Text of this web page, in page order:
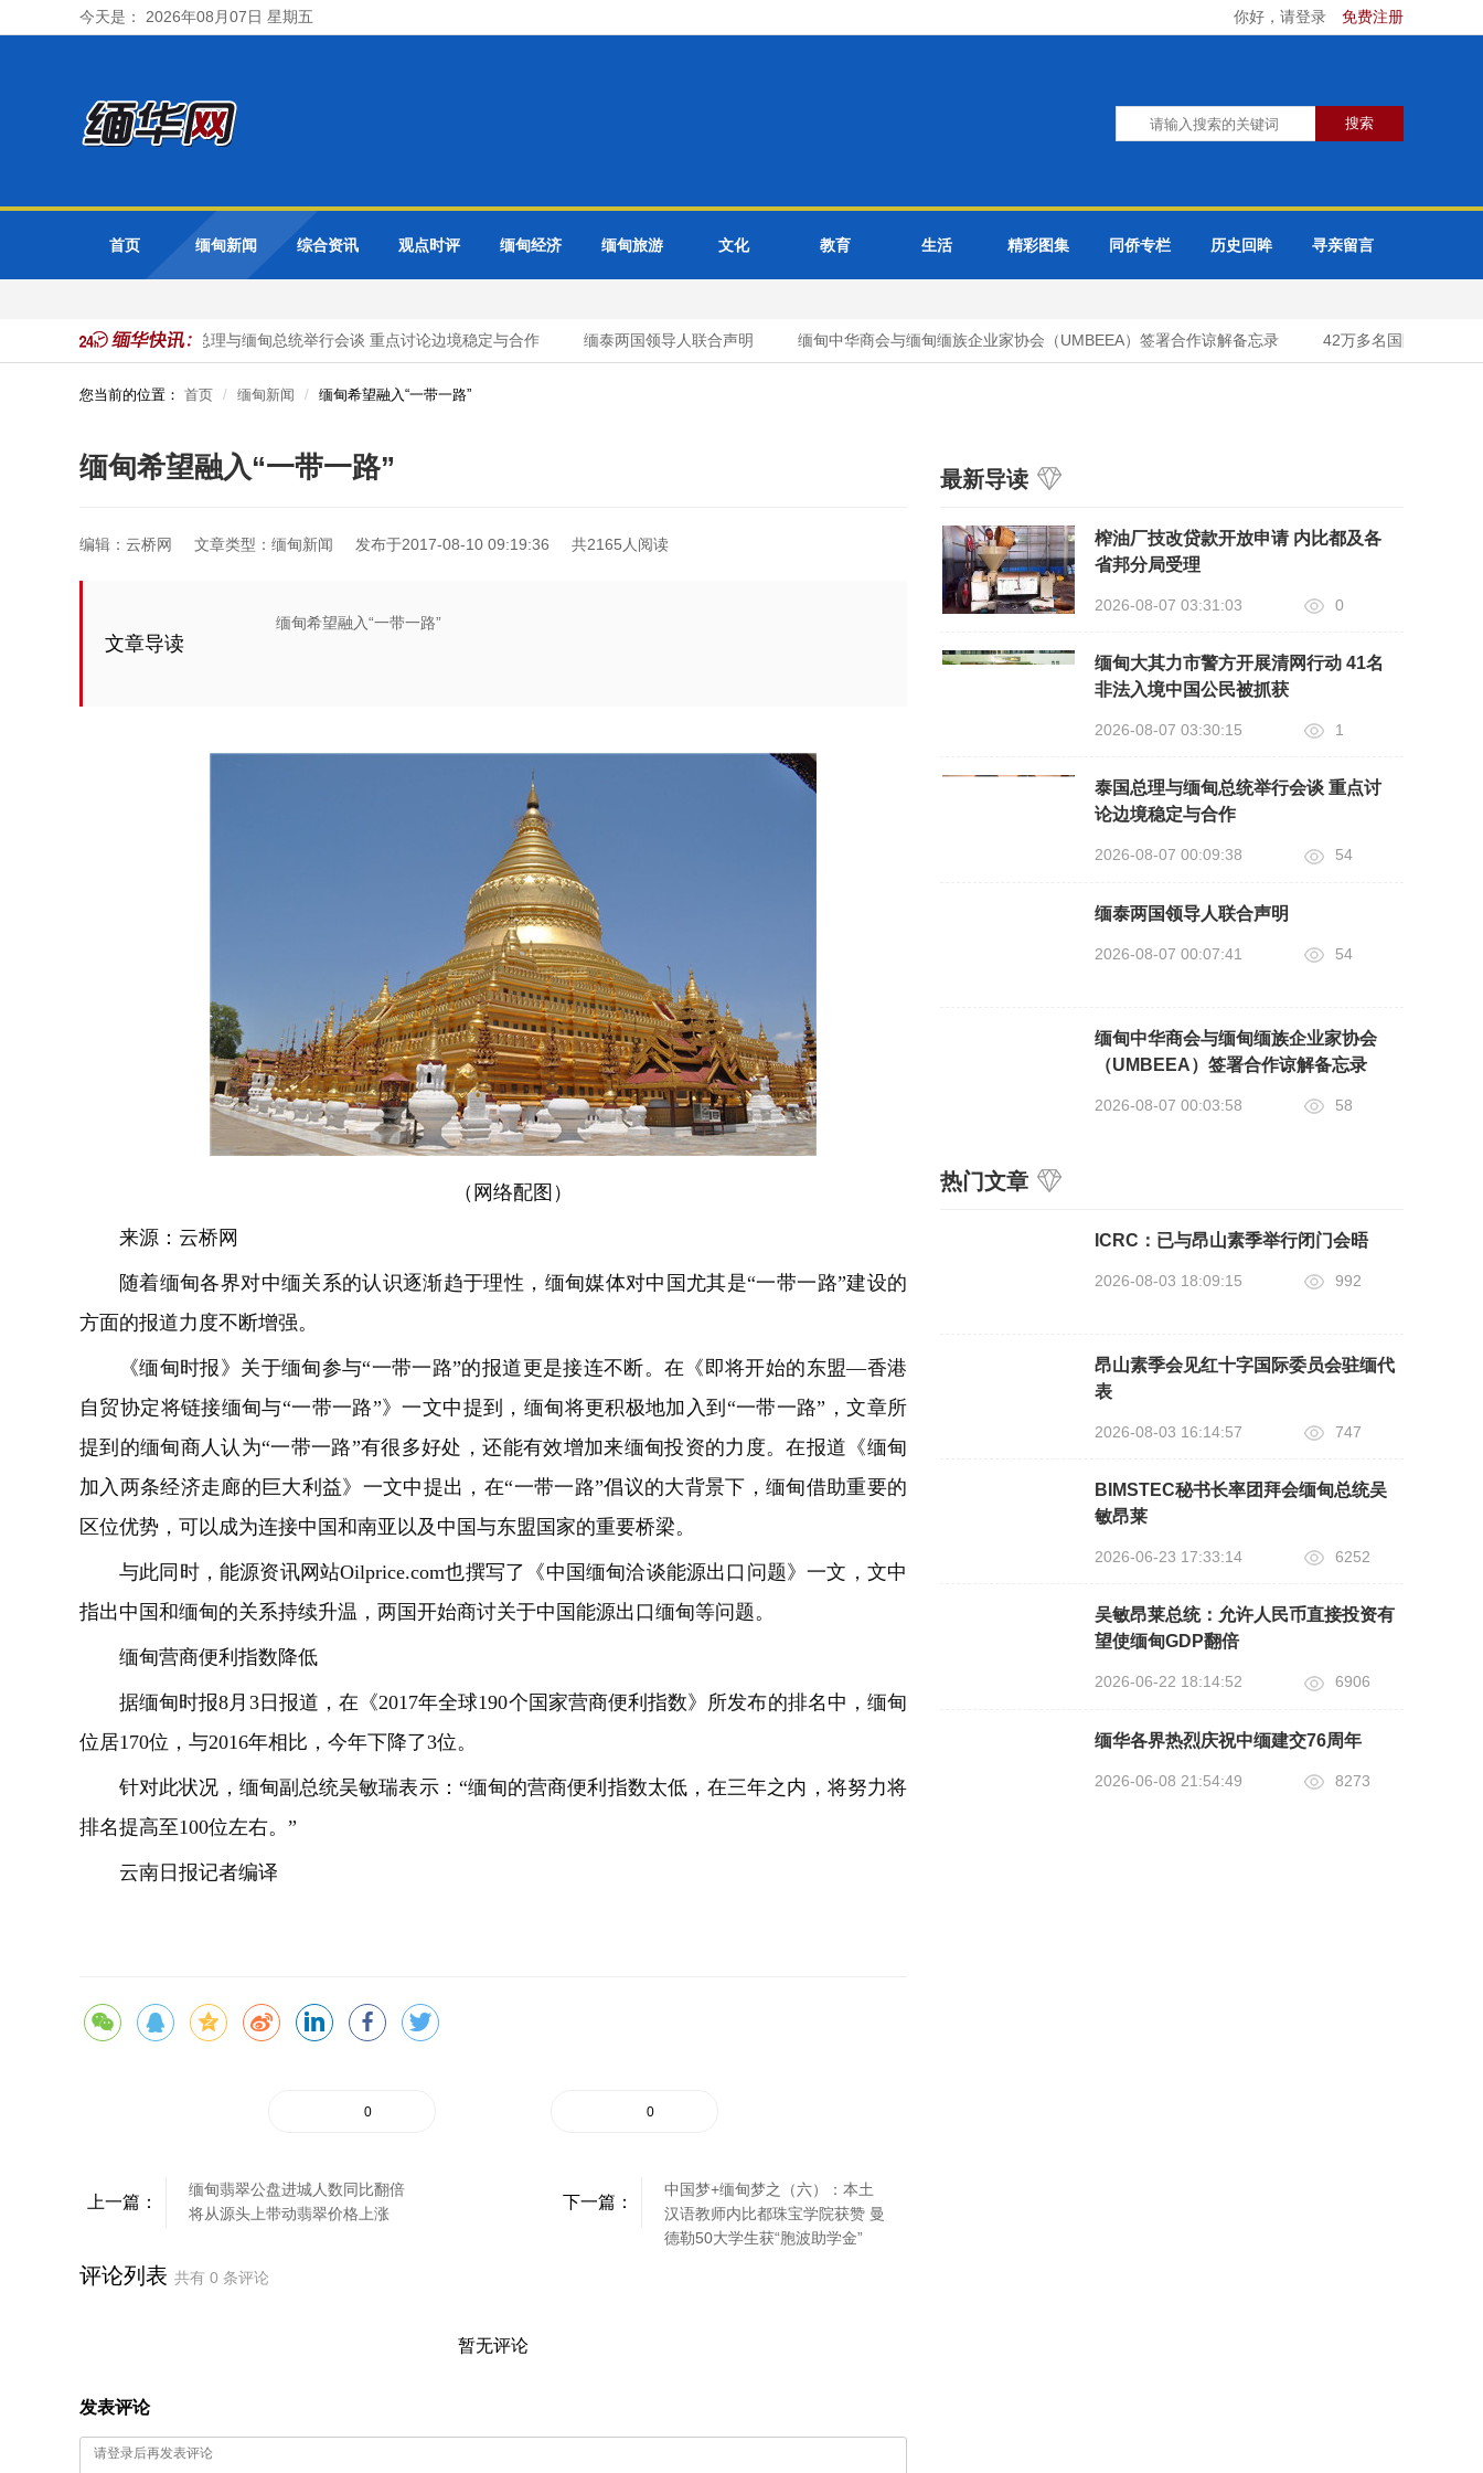
今天是： 2026年08月07日 星期五 你好，请登录 免费注册
首页 缅甸新闻 综合资讯 观点时评 缅甸经济 缅甸旅游 文化 教育 生活 精彩图集 同侨专栏 历史回眸 寻亲留言
国公民被抓获 泰国总理与缅甸总统举行会谈 重点讨论边境稳定与合作 缅泰两国领导人联合声明 缅甸中华商会与缅甸缅族企业家协会（UMBEEA）签署合作谅解备忘录 42万多名国际游客今年
您当前的位置： 首页 缅甸新闻 缅甸希望融入“一带一路”
缅甸希望融入“一带一路”
编辑：云桥网 文章类型：缅甸新闻 发布于2017-08-10 09:19:36 共2165人阅读
文章导读
缅甸希望融入“一带一路”
（网络配图 ）
来源： 云桥网
随着缅甸各界对中缅关系的认识逐渐趋于理性，缅甸媒体对中国尤其是“一带一路”建设的
方面的报道力度不断增强。
《缅甸时报》关于缅甸参与“一带一路”的报道更是接连不断。在《即将开始的东盟—香港
自贸协定将链接缅甸与“一带一路”》一文中提到，缅甸将更积极地加入到“一带一路”，文章所
提到的缅甸商人认为“一带一路”有很多好处，还能有效增加来缅甸投资的力度。在报道《缅甸
加入两条经济走廊的巨大利益》一文中提出，在“一带一路”倡议的大背景下，缅甸借助重要的
区位优势，可以成为连接中国和南亚以及中国与东盟国家的重要桥梁。
与此同时，能源资讯网站Oilprice.com也撰写了《中国缅甸洽谈能源出口问题》一文，文中
指出中国和缅甸的关系持续升温，两国开始商讨关于中国能源出口缅甸等问题。
缅甸营商便利指数降低
据缅甸时报8月3日报道，在《2017年全球190个国家营商便利指数》所发布的排名中，缅甸
位居170位，与2016年相比，今年下降了3位。
针对此状况，缅甸副总统吴敏瑞表示：“缅甸的营商便利指数太低，在三年之内，将努力将
排名提高至100位左右。”
云南日报记者编译
0 0
上一篇：
缅甸翡翠公盘进城人数同比翻倍
将从源头上带动翡翠价格上涨
下一篇：
中国梦+缅甸梦之（六）：本土
汉语教师内比都珠宝学院获赞 曼
德勒50大学生获“胞波助学金”
评论列表 共有 0 条评论
暂无评论
发表评论
最新导读
榨油厂技改贷款开放申请 内比都及各
省邦分局受理
2026-08-07 03:31:03 0
缅甸大其力市警方开展清网行动 41名
非法入境中国公民被抓获
2026-08-07 03:30:15 1
泰国总理与缅甸总统举行会谈 重点讨
论边境稳定与合作
2026-08-07 00:09:38 54
缅泰两国领导人联合声明
2026-08-07 00:07:41 54
缅甸中华商会与缅甸缅族企业家协会
（UMBEEA）签署合作谅解备忘录
2026-08-07 00:03:58 58
热门文章
ICRC：已与昂山素季举行闭门会晤
2026-08-03 18:09:15 992
昂山素季会见红十字国际委员会驻缅代
表
2026-08-03 16:14:57 747
BIMSTEC秘书长率团拜会缅甸总统吴
敏昂莱
2026-06-23 17:33:14 6252
吴敏昂莱总统：允许人民币直接投资有
望使缅甸GDP翻倍
2026-06-22 18:14:52 6906
缅华各界热烈庆祝中缅建交76周年
2026-06-08 21:54:49 8273